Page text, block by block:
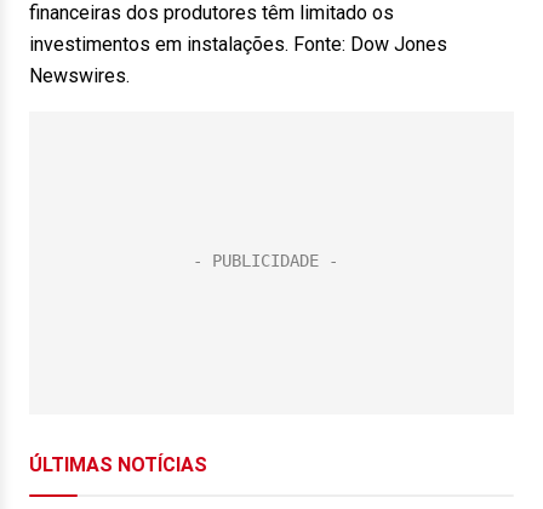
financeiras dos produtores têm limitado os
investimentos em instalações. Fonte: Dow Jones
Newswires.